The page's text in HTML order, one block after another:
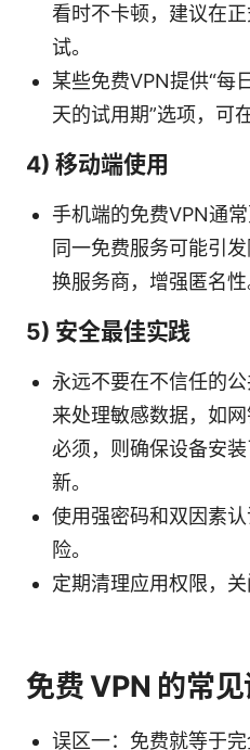
看时不卡顿，建议在
试。
某些免费VPN提供“每
天的试用期”选项，可
4) 移动端使用
手机端的免费VPN通
同一免费服务可能引
换服务商，增强匿名性
5) 安全最佳实践
永远不要在不信任的
来处理敏感数据，如
必须，则确保设备安
新。
使用强密码和双因素
险。
定期清理应用权限，关
免费 VPN 的常
误区一：免费就等于